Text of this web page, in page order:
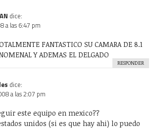
dice:
a las 6:47 pm
FANTASTICO SU CAMARA DE 8.1
Y ADEMAS EL DELGADO
RESPONDER
dice:
a las 2:07 pm
este equipo en mexico??
unidos (si es que hay ahi) lo puedo